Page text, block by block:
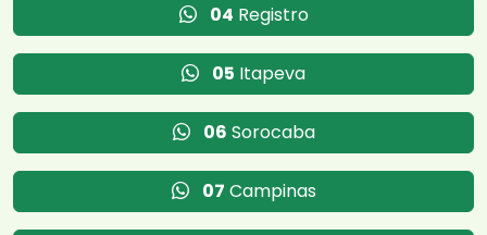
04 Registro
05 Itapeva
06 Sorocaba
07 Campinas